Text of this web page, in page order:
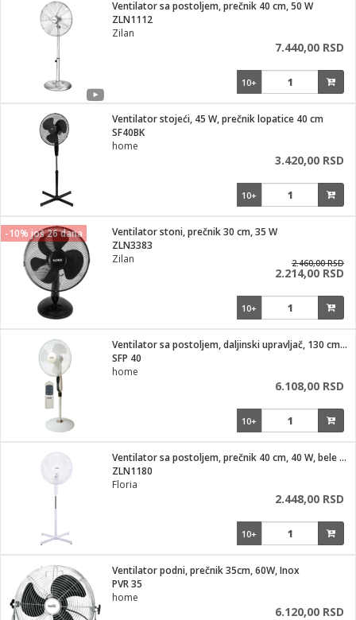
Ventilator sa postoljem, prečnik 40 cm, 50 W
ZLN1112
Zilan
7.440,00 RSD
10+
Ventilator stojeći, 45 W, prečnik lopatice 40 cm
SF40BK
home
3.420,00 RSD
10+
-10% još 26 dana
Ventilator stoni, prečnik 30 cm, 35 W
ZLN3383
Zilan
2.460,00 RSD
2.214,00 RSD
10+
Ventilator sa postoljem, daljinski upravljač, 130 cm, 45W
SFP 40
home
6.108,00 RSD
10+
Ventilator sa postoljem, prečnik 40 cm, 40 W, bele boje
ZLN1180
Floria
2.448,00 RSD
10+
Ventilator podni, prečnik 35cm, 60W, Inox
PVR 35
home
6.120,00 RSD